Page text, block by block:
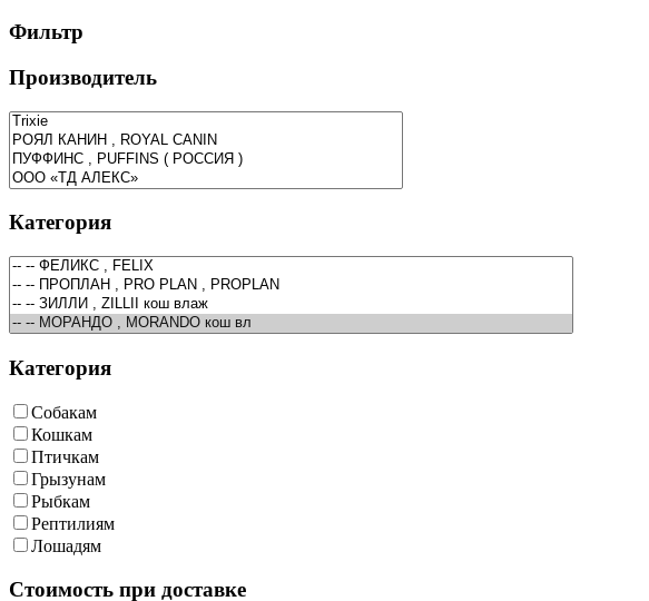
Фильтр
Производитель
Категория
Категория
Собакам
Кошкам
Птичкам
Грызунам
Рыбкам
Рептилиям
Лошадям
Cтоимость при доставке